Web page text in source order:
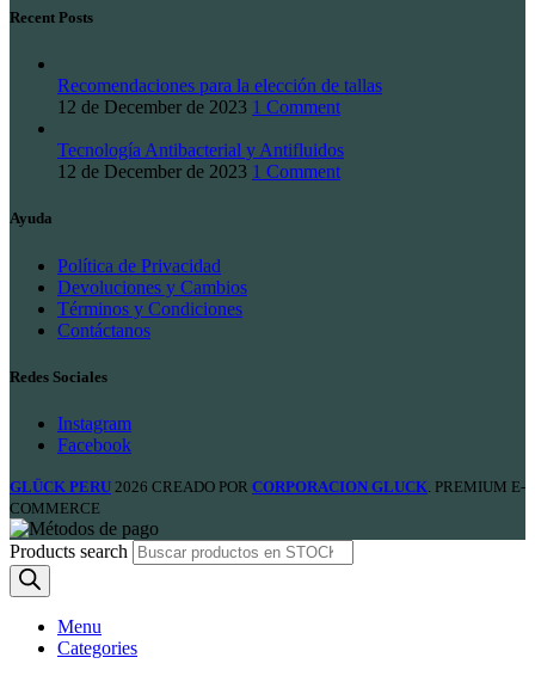
Recent Posts
Recomendaciones para la elección de tallas
12 de December de 2023 1 Comment
Tecnología Antibacterial y Antifluidos
12 de December de 2023 1 Comment
Ayuda
Política de Privacidad
Devoluciones y Cambios
Términos y Condiciones
Contáctanos
Redes Sociales
Instagram
Facebook
GLÜCK PERU 2026 CREADO POR CORPORACION GLUCK . PREMIUM E-
COMMERCE
Products search
Menu
Categories